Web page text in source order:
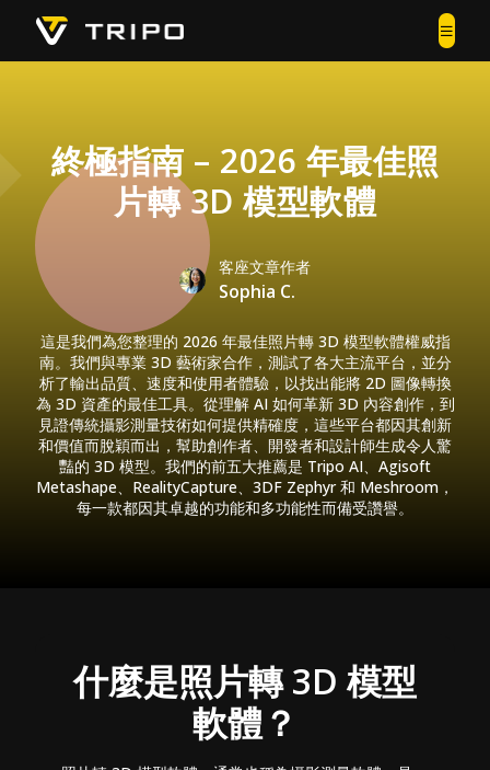
終極指南 – 2026 年最佳照
片轉 3D 模型軟體
客座文章作者
Sophia C.
這是我們為您整理的 2026 年最佳照片轉 3D 模型軟體權威指
南。我們與專業 3D 藝術家合作，測試了各大主流平台，並分
析了輸出品質、速度和使用者體驗，以找出能將 2D 圖像轉換
為 3D 資產的最佳工具。從理解 AI 如何革新 3D 內容創作，到
見證傳統攝影測量技術如何提供精確度，這些平台都因其創新
和價值而脫穎而出，幫助創作者、開發者和設計師生成令人驚
豔的 3D 模型。我們的前五大推薦是 Tripo AI、Agisoft
Metashape、RealityCapture、3DF Zephyr 和 Meshroom，
每一款都因其卓越的功能和多功能性而備受讚譽。
什麼是照片轉 3D 模型
軟體？